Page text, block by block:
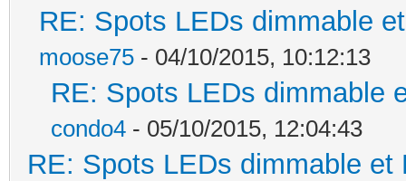
RE: Spots LEDs dimmable
moose75 - 04/10/2015, 10:12:13
RE: Spots LEDs dimmable
condo4 - 05/10/2015, 12:04:43
RE: Spots LEDs dimmable